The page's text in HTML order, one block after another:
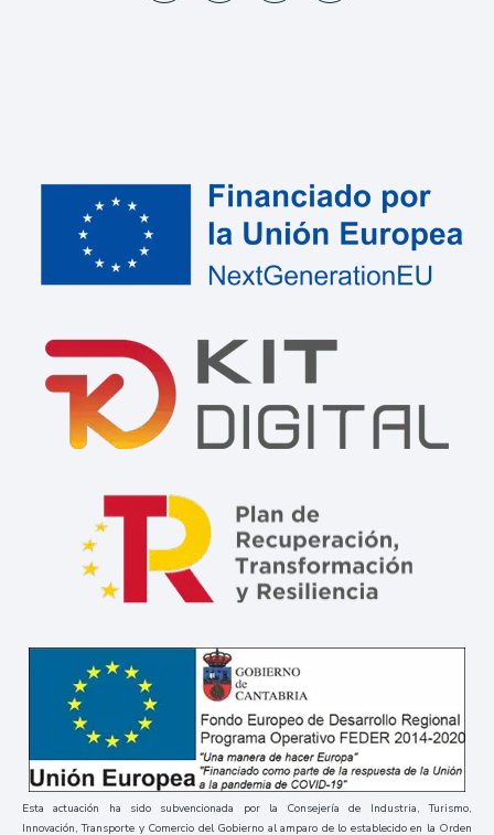
Esta actuación ha sido subvencionada por la Consejería de Industria, Turismo,
Innovación, Transporte y Comercio del Gobierno al amparo de lo establecido en la Orden